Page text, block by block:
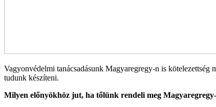
Vagyonvédelmi tanácsadásunk Magyaregregy-n is kötelezettség
tudunk készíteni.
Milyen előnyökhöz jut, ha tőlünk rendeli meg